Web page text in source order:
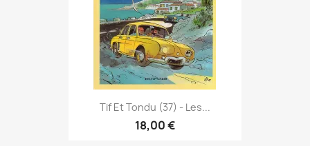
Tif Et Tondu (37) - Les...
18,00 €